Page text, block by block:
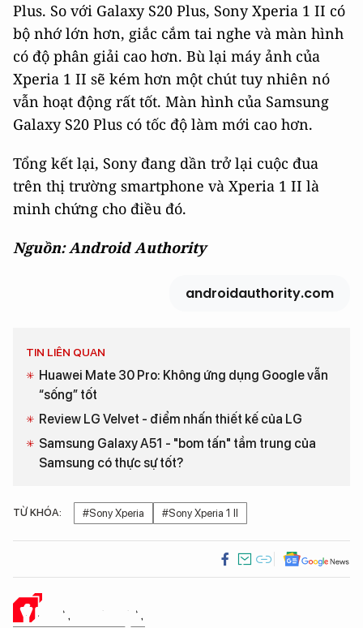
Plus. So với Galaxy S20 Plus, Sony Xperia 1 II có
bộ nhớ lớn hơn, giắc cắm tai nghe và màn hình
có độ phân giải cao hơn. Bù lại máy ảnh của
Xperia 1 II sẽ kém hơn một chút tuy nhiên nó
vẫn hoạt động rất tốt. Màn hình của Samsung
Galaxy S20 Plus có tốc độ làm mới cao hơn.
Tổng kết lại, Sony đang dần trở lại cuộc đua
trên thị trường smartphone và Xperia 1 II là
minh chứng cho điều đó.
Nguồn: Android Authority
androidauthority.com
TIN LIÊN QUAN
Huawei Mate 30 Pro: Không ứng dụng Google vẫn
“sống” tốt
Review LG Velvet - điểm nhấn thiết kế của LG
Samsung Galaxy A51 - "bom tấn" tầm trung của
Samsung có thực sự tốt?
TỪ KHÓA: #Sony Xperia #Sony Xperia 1 II
Ý KIẾN CỦA BẠN